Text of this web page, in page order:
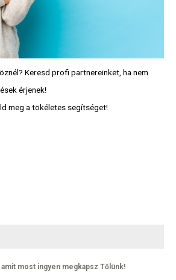
Keresd profi partnereinket, ha nem
érjenek!
meg a tökéletes segítséget!
most ingyen megkapsz Tőlünk!